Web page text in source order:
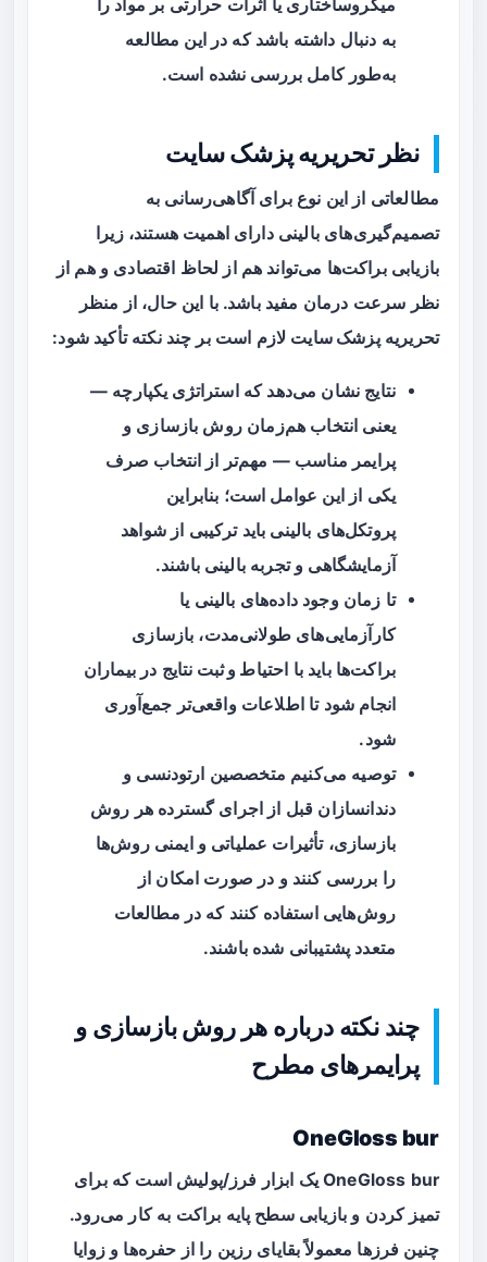
میکروساختاری یا اثرات حرارتی بر مواد را
به دنبال داشته باشد که در این مطالعه
به‌طور کامل بررسی نشده است.
نظر تحریریه پزشک سایت
مطالعاتی از این نوع برای آگاهی‌رسانی به
تصمیم‌گیری‌های بالینی دارای اهمیت هستند، زیرا
بازیابی براکت‌ها می‌تواند هم از لحاظ اقتصادی و هم از
نظر سرعت درمان مفید باشد. با این حال، از منظر
تحریریهپزشک سایت لازم است بر چند نکته تأکید شود:
نتایج نشان می‌دهد کهاستراتژی یکپارچه —
یعنی انتخاب هم‌زمان روش بازسازی و
پرایمر مناسب — مهم‌تر از انتخاب صرف
یکی از این عوامل است؛ بنابراین
پروتکل‌های بالینی باید ترکیبی از شواهد
آزمایشگاهی و تجربه بالینی باشند.
تا زمان وجود داده‌های بالینی یا
کارآزمایی‌های طولانی‌مدت، بازسازی
براکت‌ها باید با احتیاط و ثبت نتایج در بیماران
انجام شود تا اطلاعات واقعی‌تر جمع‌آوری
شود.
توصیه می‌کنیم متخصصین ارتودنسی و
دندانسازان قبل از اجرای گسترده هر روش
بازسازی، تأثیرات عملیاتی و ایمنی روش‌ها
را بررسی کنند و در صورت امکان از
روش‌هایی استفاده کنند که در مطالعات
متعدد پشتیبانی شده باشند.
چند نکته درباره هر روش بازسازی و
پرایمرهای مطرح
OneGloss bur
OneGloss bur یک ابزار فرز/پولیش است که برای
تمیز کردن و بازیابی سطح پایه براکت به کار می‌رود.
چنین فرزها معمولاً بقایای رزین را از حفره‌ها و زوایا